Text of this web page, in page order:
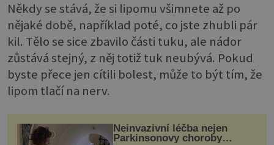
Někdy se stává, že si lipomu všimnete až po
nějaké době, například poté, co jste zhubli pár
kil. Tělo se sice zbavilo části tuku, ale nádor
zůstává stejný, z něj totiž tuk neubývá. Pokud
byste přece jen cítili bolest, může to být tím, že
lipom tlačí na nerv.
Neinvazivní léčba nejen
Parkinsonovy choroby